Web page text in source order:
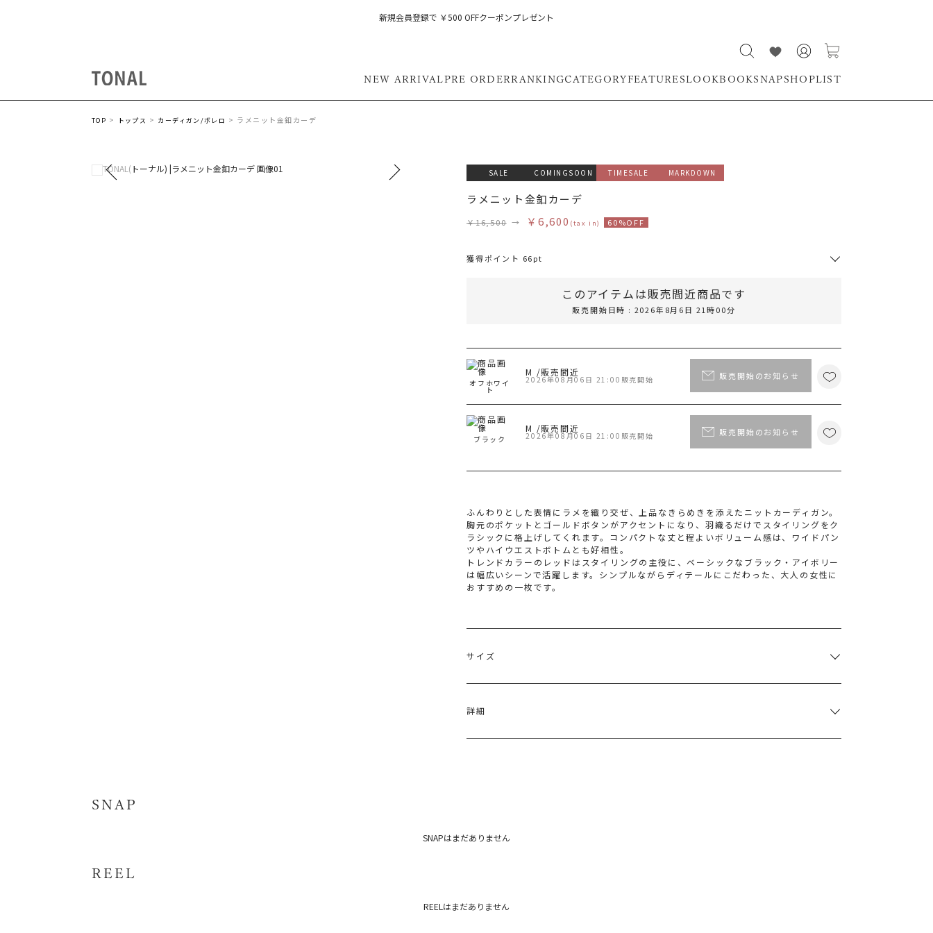
新規会員登録で ￥500 OFFクーポンプレゼント
NEW ARRIVALPRE ORDERRANKINGCATEGORYFEATURESLOOKBOOKSNAPSHOPLIST
TOP トップス カーディガン/ボレロ ラメニット金釦カーデ
モデル身長 161cm 着用サイズ M
SALE COMINGSOON TIMESALE MARKDOWN
ラメニット金釦カーデ
￥16,500 → ￥6,600 (tax in) 60%OFF
獲得ポイント 66pt
ポイント
ポイントについて
このアイテムは販売間近商品です
販売開始日時 : 2026年8月6日 21時00分
オフホワイ
ト
M /販売間近
2026年08月06日 21:00販売開始 販売開始のお知らせ
ブラック
M /販売間近
2026年08月06日 21:00販売開始 販売開始のお知らせ
ふんわりとした表情にラメを織り交ぜ、上品なきらめきを添えたニットカーディガン。
胸元のポケットとゴールドボタンがアクセントになり、羽織るだけでスタイリングをク
ラシックに格上げしてくれます。コンパクトな丈と程よいボリューム感は、ワイドパン
ツやハイウエストボトムとも好相性。
トレンドカラーのレッドはスタイリングの主役に、ベーシックなブラック・アイボリー
は幅広いシーンで活躍します。シンプルながらディテールにこだわった、大人の女性に
おすすめの一枚です。
サイズ
詳細
SNAP
SNAPはまだありません
REEL
REELはまだありません